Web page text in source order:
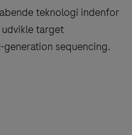
teknologi indenfor
udvikle target
sequencing.